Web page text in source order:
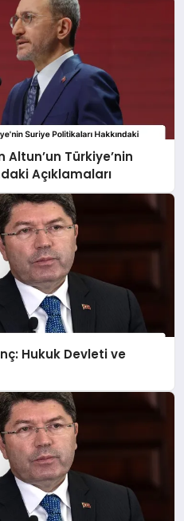
Türkiye’nin
Açıklamaları
Hukuk Devleti ve